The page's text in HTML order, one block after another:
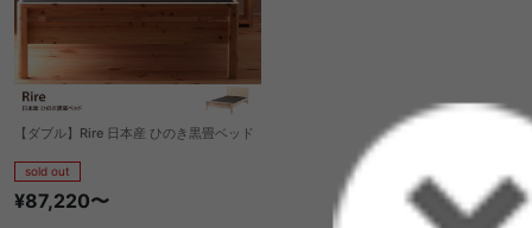
【ダブル】Rire 日本産 ひのき黒畳ベッド
sold out
¥87,220〜